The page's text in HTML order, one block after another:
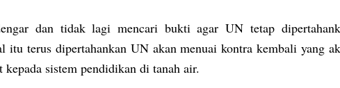
dan tidak lagi mencari bukti agar UN tetap
itu terus dipertahankan UN akan menuai kontra kembali yang
kepada sistem pendidikan di tanah air.